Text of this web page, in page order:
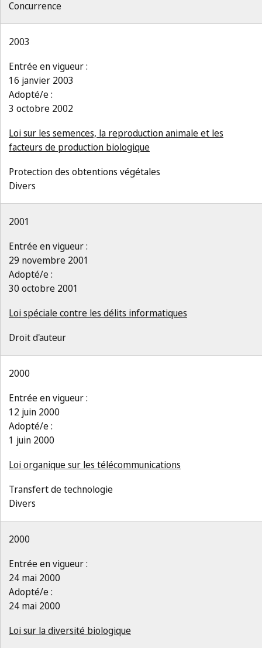
Concurrence
2003
Entrée en vigueur :
16 janvier 2003
Adopté/e :
3 octobre 2002
Loi sur les semences, la reproduction animale et les
facteurs de production biologique
Protection des obtentions végétales
Divers
2001
Entrée en vigueur :
29 novembre 2001
Adopté/e :
30 octobre 2001
Loi spéciale contre les délits informatiques
Droit d'auteur
2000
Entrée en vigueur :
12 juin 2000
Adopté/e :
1 juin 2000
Loi organique sur les télécommunications
Transfert de technologie
Divers
2000
Entrée en vigueur :
24 mai 2000
Adopté/e :
24 mai 2000
Loi sur la diversité biologique